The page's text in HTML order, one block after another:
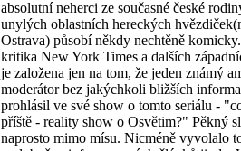
absolutní neherci ze současné české
unylých oblastních hereckých
Ostrava) působí někdy nechtěně
kritika New York Times a dalších
je založena jen na tom, že jeden známý
moderátor bez jakýchkoli bližších
prohlásil ve své show o tomto seriálu -
příště - reality show o Osvětim?" Pěkný
naprosto mimo mísu. Nicméně vyvolalo